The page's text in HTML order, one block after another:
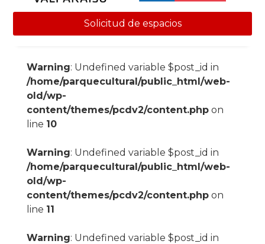
Solicitud de espacios
Warning: Undefined variable $post_id in
/home/parquecultural/public_html/web-
old/wp-
content/themes/pcdv2/content.phpon
line 10
Warning: Undefined variable $post_id in
/home/parquecultural/public_html/web-
old/wp-
content/themes/pcdv2/content.phpon
line 11
Warning: Undefined variable $post_id in